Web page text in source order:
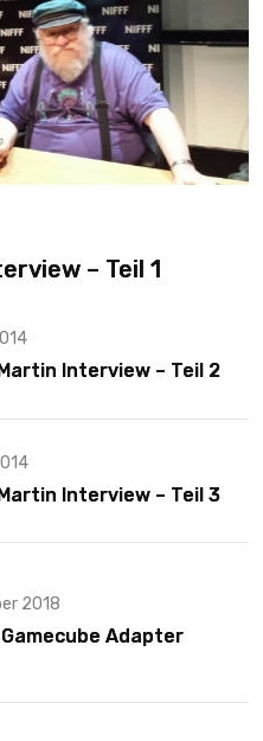
– Teil 1
Interview – Teil 2
Interview – Teil 3
2018
Gamecube Adapter